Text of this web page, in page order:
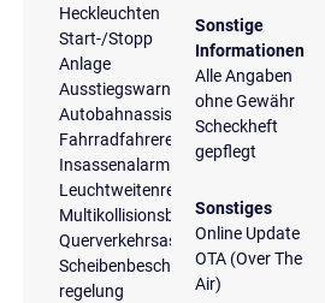
Heckleuchten
Start-/Stopp
Anlage
Ausstiegswarnung
Autobahnassistent
Fahrradfahrererkennung
Insassenalarm
Leuchtweitenregelung
Multikollisionsbremse
Querverkehrsassistent
Scheibenbeschlagerkennung/-
regelung
Sonstige
Informationen
Alle Angaben
ohne Gewähr
Scheckheft
gepflegt
Sonstiges
Online Update
OTA (Over The
Air)